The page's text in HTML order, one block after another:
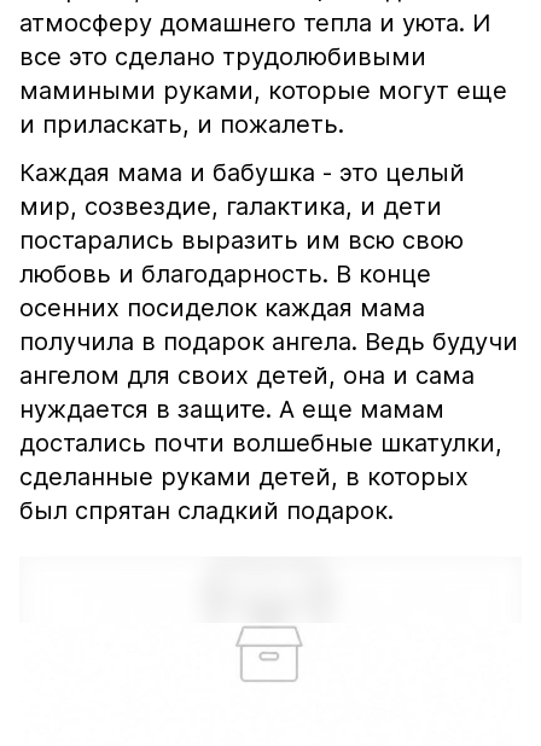
атмосферу домашнего тепла и уюта. И
все это сделано трудолюбивыми
мамиными руками, которые могут еще
и приласкать, и пожалеть.
Каждая мама и бабушка - это целый
мир, созвездие, галактика, и дети
постарались выразить им всю свою
любовь и благодарность. В конце
осенних посиделок каждая мама
получила в подарок ангела. Ведь будучи
ангелом для своих детей, она и сама
нуждается в защите. А еще мамам
достались почти волшебные шкатулки,
сделанные руками детей, в которых
был спрятан сладкий подарок.